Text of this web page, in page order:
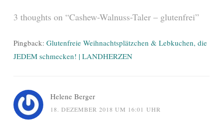
3 thoughts on “Cashew-Walnuss-Taler – glutenfrei”
Pingback: Glutenfreie Weihnachtsplätzchen & Lebkuchen, die
JEDEM schmecken! | LANDHERZEN
Helene Berger
18. DEZEMBER 2018 UM 16:01 UHR